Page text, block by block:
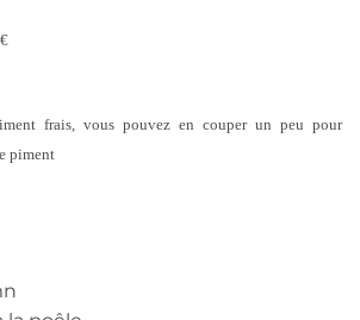
frais, vous pouvez en couper un peu pour
piment